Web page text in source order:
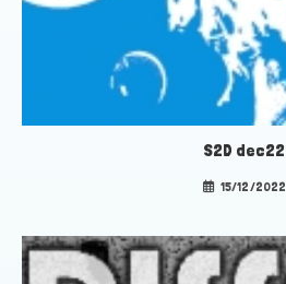
S2D dec22
15/12/2022